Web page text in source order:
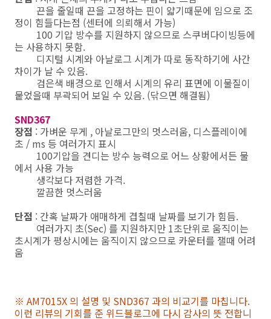
끈을 줄일때 끈을 고정하는 핀이 얇기때문에 임으로 조
정이 힘들다는점 (센터에 의뢰해서 가능)
100 기압 방수를 지원하지 않으므로 스쿠버다이빙등에
는 사용하지 못함.
디지털 시계와 아날로그 시계가 따로 동작하기에 사간
차이가 날 수 있음.
검은색 배경으로 인해서 시계의 유리 표면에 이물질이
뭍었을때 부곽되어 보일 수 있음. (닦으면 해결됨)
SND367
장점 : 가벼운 무게 , 아날로그만의 멋스러움, 디스플레이에
초 / ms 등 여러가지 표시
100기압을 견디는 방수 능력으로 어느 상황에서든 물
에서 사용 가능
생각보다 저렴한 가격.
깔끔한 멋스러움
단점 : 간혹 날짜가 애매하게 겹칠때 날짜를 보기가 힘듬.
여러가지 초(Sec) 를 지원하지만 1초단위로 움직이는
초시계가 평상시에는 움직이지 않으므로 카운터를 잴때 어려
움
※ AM7015X 의 설명 및 SND367 과의 비교기를 마칩니다.
이런 리뷰의 기회를 준 위드블로그에 다시 감사의 뜻 전합니